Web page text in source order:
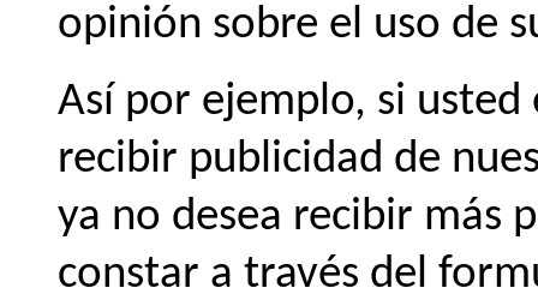
opinión sobre el uso de
Así por ejemplo, si
recibir publicidad de
ya no desea recibir más
constar a través del